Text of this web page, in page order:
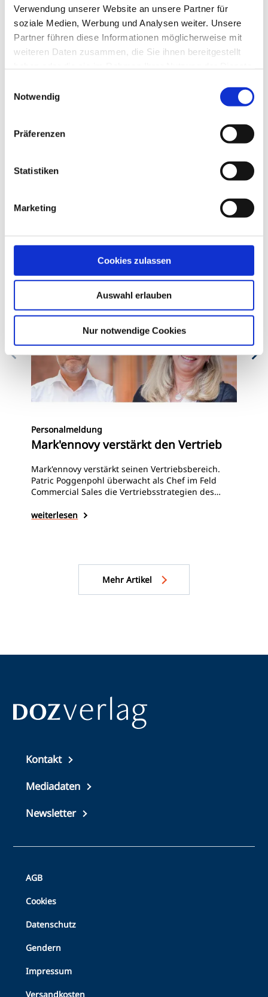
Verwendung unserer Website an unsere Partner für
soziale Medien, Werbung und Analysen weiter. Unsere
Partner führen diese Informationen möglicherweise mit
weiteren Daten zusammen, die Sie ihnen bereitgestellt
Notwendig
Präferenzen
Statistiken
Marketing
Cookies zulassen
Auswahl erlauben
Nur notwendige Cookies
David Friederichs
und kritischem Blick sind David Friederichs
zählt – und sammelt dabei gerne Brillen.
Weitere Artikel
weiterlesen
Personalmeldung
Mark'ennovy verstärkt den Vertrieb
Mark'ennovy verstärkt seinen Vertriebsbereich.
Patric Poggenpohl überwacht als Chef im Feld
Commercial Sales die Vertriebsstrategien des
Niederlanden. Nadia Döringer ist ein neues
Mehr Artikel
Top
footer
Kontakt
Mediadaten
Newsletter
Bottom
Footer
AGB
Cookies
Datenschutz
Gendern
Impressum
Versandkosten